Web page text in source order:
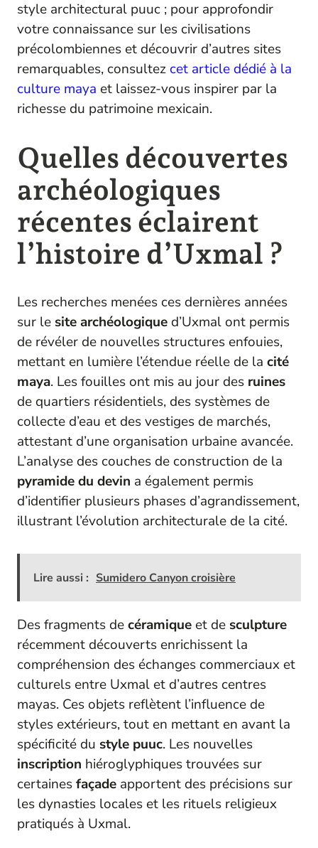
style architectural puuc ; pour approfondir
votre connaissance sur les civilisations
précolombiennes et découvrir d’autres sites
remarquables, consultezcet article dédié à la
culture maya et laissez-vous inspirer par la
richesse du patrimoine mexicain.
Quelles découvertes
archéologiques
récentes éclairent
l’histoire d’Uxmal ?
Les recherches menées ces dernières années
sur le site archéologique d’Uxmal ont permis
de révéler de nouvelles structures enfouies,
mettant en lumière l’étendue réelle de la cité
maya. Les fouilles ont mis au jour des ruines
de quartiers résidentiels, des systèmes de
collecte d’eau et des vestiges de marchés,
attestant d’une organisation urbaine avancée.
L’analyse des couches de construction de la
pyramide du devin a également permis
d’identifier plusieurs phases d’agrandissement,
illustrant l’évolution architecturale de la cité.
Lire aussi : Sumidero Canyon croisière
Des fragments decéramique et de sculpture
récemment découverts enrichissent la
compréhension des échanges commerciaux et
culturels entre Uxmal et d’autres centres
mayas. Ces objets reflètent l’influence de
styles extérieurs, tout en mettant en avant la
spécificité du style puuc. Les nouvelles
inscription hiéroglyphiques trouvées sur
certainesfaçade apportent des précisions sur
les dynasties locales et les rituels religieux
pratiqués à Uxmal.